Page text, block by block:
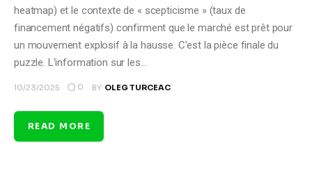
heatmap) et le contexte de « scepticisme » (taux de
financement négatifs) confirment que le marché est prêt pour
un mouvement explosif à la hausse. C'est la pièce finale du
puzzle. L'information sur les…
10/23/2025 0 BY OLEG TURCEAC
READ MORE